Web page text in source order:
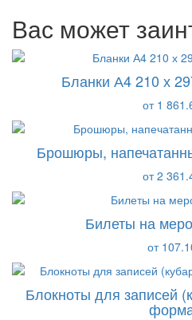
Вас может
Бланки А4 210 х
от 1
Брошюры,
от 2
Билеты на
от
Блокноты для записей